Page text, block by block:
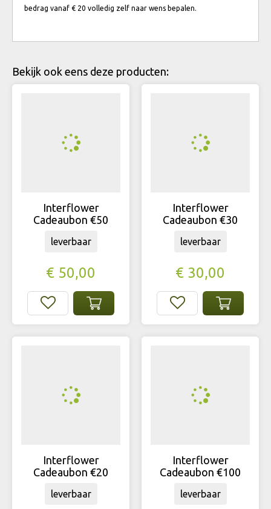
bedrag vanaf € 20 volledig zelf naar wens bepalen.
Bekijk ook eens deze producten:
Interflower
Cadeaubon €50
€ 50,00
leverbaar
Interflower
Cadeaubon €30
€ 30,00
leverbaar
Interflower
Cadeaubon €20
leverbaar
Interflower
Cadeaubon €100
leverbaar